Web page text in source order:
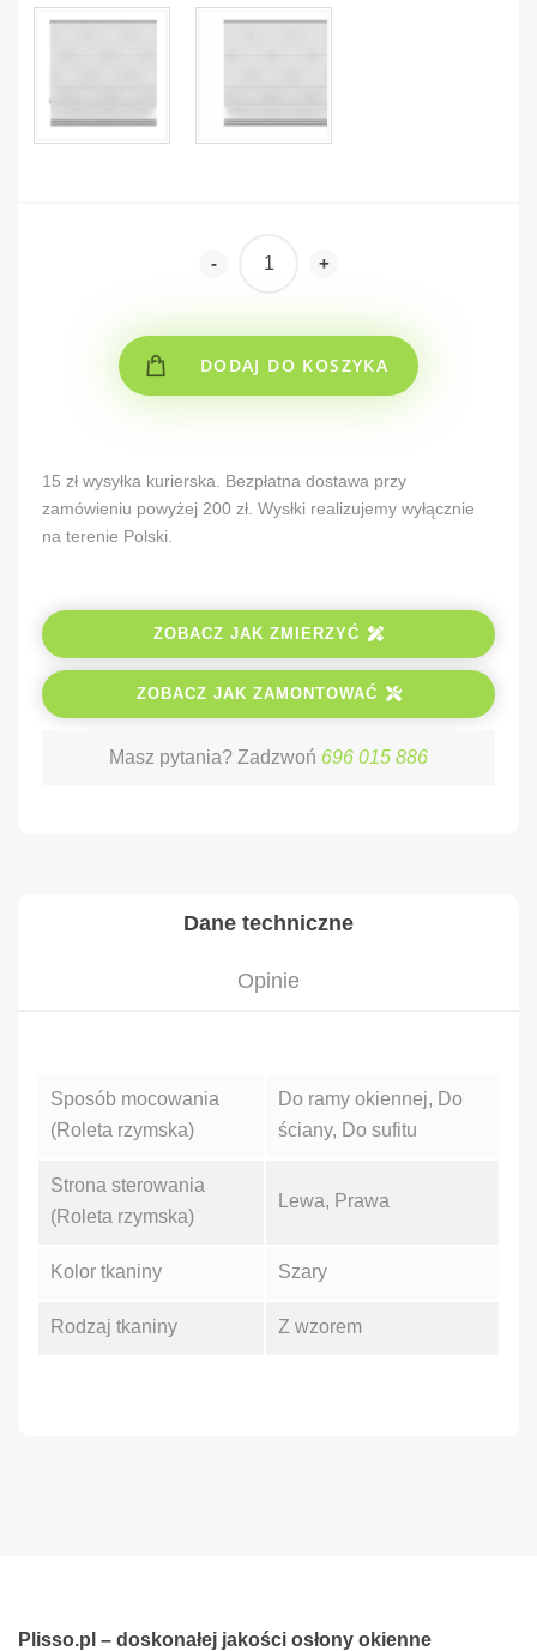
- +
DODAJ DO KOSZYKA
15 zł wysyłka kurierska. Bezpłatna dostawa przy
zamówieniu powyżej 200 zł. Wysłki realizujemy wyłącznie
na terenie Polski.
ZOBACZ JAK ZMIERZYĆ
ZOBACZ JAK ZAMONTOWAĆ
Masz pytania? Zadzwoń 696 015 886
Dane techniczne
Opinie
Sposób mocowania
(Roleta rzymska)
Do ramy okiennej, Do
ściany, Do sufitu
Strona sterowania
(Roleta rzymska)
Lewa, Prawa
Kolor tkaniny Szary
Rodzaj tkaniny Z wzorem
Plisso.pl – doskonałej jakości osłony okienne